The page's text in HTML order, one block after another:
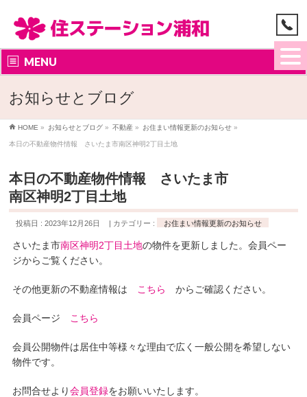
MENU
お知らせとブログ
HOME » お知らせとブログ » 不動産 » お住まい情報更新のお知らせ »
本日の不動産物件情報 さいたま市南区神明2丁目土地
本日の不動産物件情報 さいたま市
南区神明2丁目土地
投稿日 : 2023年12月26日 カテゴリー : お住まい情報更新のお知らせ
さいたま市南区神明2丁目土地の物件を更新しました。会員ペー
ジからご覧ください。
その他更新の不動産情報は こちら からご確認ください。
会員ページ こちら
会員公開物件は居住中等様々な理由で広く一般公開を希望しない
物件です。
お問合せより会員登録をお願いいたします。